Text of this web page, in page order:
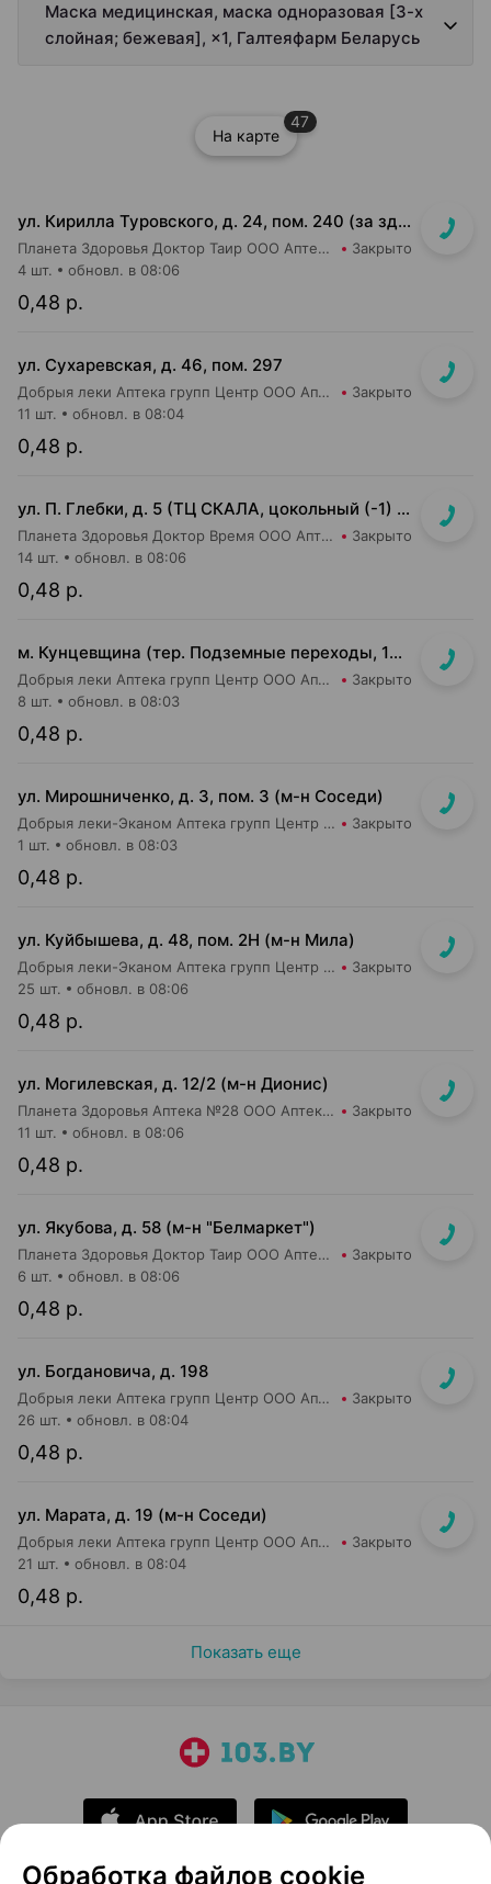
Маска медицинская, маска одноразовая [3-х
слойная; бежевая], ×1, Галтеяфарм Беларусь
На карте
47
ул. Кирилла Туровского, д. 24, пом. 240 (за зданием ТРЦ Dana Mall, пешеходный бульвар Пикассо, ориентир на мед.центр "Маяк Здоровья", 1 эт. жилого дома)
Планета Здоровья Доктор Таир ООО Аптека №31 Закрыто
0,48 р.
4 шт. обновл. в 08:06
ул. Сухаревская, д. 46, пом. 297
Добрыя леки Аптека групп Центр ООО Аптека №35 Закрыто
0,48 р.
11 шт. обновл. в 08:04
ул. П. Глебки, д. 5 (ТЦ СКАЛА, цокольный (-1) этаж)
Планета Здоровья Доктор Время ООО Аптека №50 Закрыто
0,48 р.
14 шт. обновл. в 08:06
м. Кунцевщина (тер. Подземные переходы, 10, пом. 13)
Добрыя леки Аптека групп Центр ООО Аптека №15 Закрыто
0,48 р.
8 шт. обновл. в 08:03
ул. Мирошниченко, д. 3, пом. 3 (м-н Соседи)
Добрыя леки-Эканом Аптека групп Центр ООО Аптека №22 Закрыто
0,48 р.
1 шт. обновл. в 08:03
ул. Куйбышева, д. 48, пом. 2Н (м-н Мила)
Добрыя леки-Эканом Аптека групп Центр ООО Аптека №91 Закрыто
0,48 р.
25 шт. обновл. в 08:06
ул. Могилевская, д. 12/2 (м-н Дионис)
Планета Здоровья Аптека №28 ООО Аптека №6 Закрыто
0,48 р.
11 шт. обновл. в 08:06
ул. Якубова, д. 58 (м-н "Белмаркет")
Планета Здоровья Доктор Таир ООО Аптека №15 Закрыто
0,48 р.
6 шт. обновл. в 08:06
ул. Богдановича, д. 198
Добрыя леки Аптека групп Центр ООО Аптека №44 Закрыто
0,48 р.
26 шт. обновл. в 08:04
ул. Марата, д. 19 (м-н Соседи)
Добрыя леки Аптека групп Центр ООО Аптека №37 Закрыто
0,48 р.
21 шт. обновл. в 08:04
Показать еще
Обработка файлов cookie